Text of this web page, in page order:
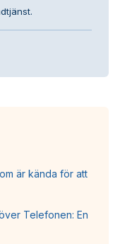
är kända för att
Telefonen: En